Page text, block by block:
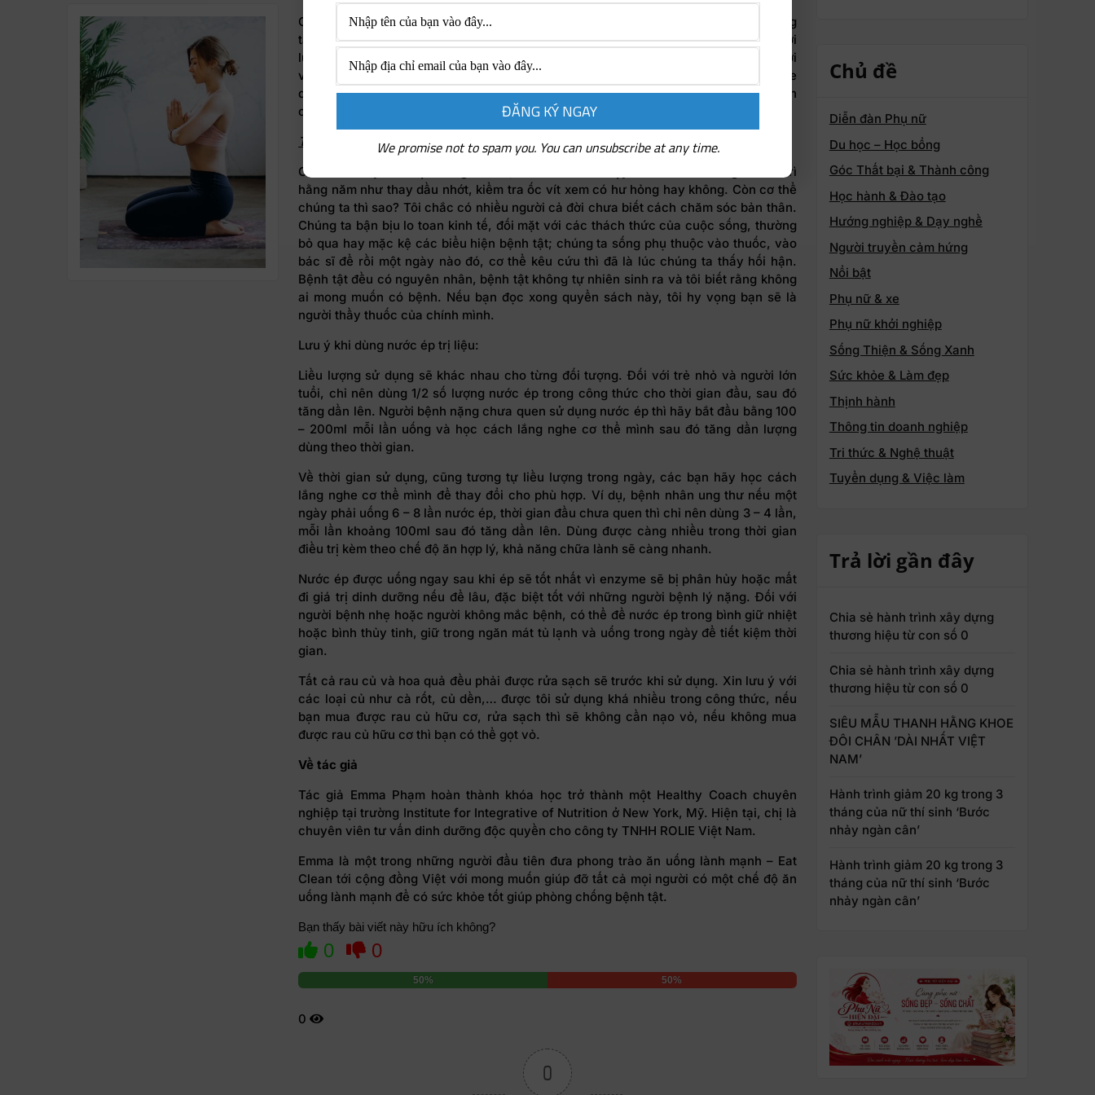
Các bạn thân mến, hãy yêu và bảo vệ cơ thể mình hơn nữa. Tôi nghĩ rằng mỗi chúng
ta sẽ luôn có những phương pháp khác nhau, hãy mở rộng tư duy và kiên nhẫn với
lựa chọn của mình. Không bao giờ là muộn nếu chúng ta luôn sẵn sàng thay đổi. Bởi
vì một cơ thể khỏe mạnh cần rèn luyện cả thân tâm kết hợp. Khi bạn có một sức khỏe
dồi dào, cuộc sống sẽ tràn đầy năng lượng, tinh thần luôn tươi mới, và chúng ta nhìn
cuộc đời này cũng sẽ nhẹ nhàng hơn”.
Trích đoạn sách:
Chiếc xe máy của bạn dùng đã lâu, nếu muốn xe chạy bền thì cần mang đi bảo trì
hằng năm như thay dầu nhớt, kiểm tra ốc vít xem có hư hỏng hay không. Còn cơ thể
chúng ta thì sao? Tôi chắc có nhiều người cả đời chưa biết cách chăm sóc bản thân.
Chúng ta bận bịu lo toan kinh tế, đối mặt với các thách thức của cuộc sống, thường
bỏ qua hay mặc kệ các biểu hiện bệnh tật; chúng ta sống phụ thuộc vào thuốc, vào
bác sĩ để rồi một ngày nào đó, cơ thể kêu cứu thì đã là lúc chúng ta thấy hối hận.
Bệnh tật đều có nguyên nhân, bệnh tật không tự nhiên sinh ra và tôi biết rằng không
ai mong muốn có bệnh. Nếu bạn đọc xong quyển sách này, tôi hy vọng bạn sẽ là
người thầy thuốc của chính mình.
Lưu ý khi dùng nước ép trị liệu:
Liều lượng sử dụng sẽ khác nhau cho từng đối tượng. Đối với trẻ nhỏ và người lớn
tuổi, chỉ nên dùng 1/2 số lượng nước ép trong công thức cho thời gian đầu, sau đó
tăng dần lên. Người bệnh nặng chưa quen sử dụng nước ép thì hãy bắt đầu bằng 100
– 200ml mỗi lần uống và học cách lắng nghe cơ thể mình sau đó tăng dần lượng
dùng theo thời gian.
Về thời gian sử dụng, cũng tương tự liều lượng trong ngày, các bạn hãy học cách
lắng nghe cơ thể mình để thay đổi cho phù hợp. Ví dụ, bệnh nhân ung thư nếu một
ngày phải uống 6 – 8 lần nước ép, thời gian đầu chưa quen thì chỉ nên dùng 3 – 4 lần,
mỗi lần khoảng 100ml sau đó tăng dần lên. Dùng được càng nhiều trong thời gian
điều trị kèm theo chế độ ăn hợp lý, khả năng chữa lành sẽ càng nhanh.
Nước ép được uống ngay sau khi ép sẽ tốt nhất vì enzyme sẽ bị phân hủy hoặc mất
đi giá trị dinh dưỡng nếu để lâu, đặc biệt tốt với những người bệnh lý nặng. Đối với
người bệnh nhẹ hoặc người không mắc bệnh, có thể để nước ép trong bình giữ nhiệt
hoặc bình thủy tinh, giữ trong ngăn mát tủ lạnh và uống trong ngày để tiết kiệm thời
gian.
Tất cả rau củ và hoa quả đều phải được rửa sạch sẽ trước khi sử dụng. Xin lưu ý với
các loại củ như cà rốt, củ dền,… được tôi sử dụng khá nhiều trong công thức, nếu
bạn mua được rau củ hữu cơ, rửa sạch thì sẽ không cần nạo vỏ, nếu không mua
được rau củ hữu cơ thì bạn có thể gọt vỏ.
Về tác giả
Tác giả Emma Phạm hoàn thành khóa học trở thành một Healthy Coach chuyên
nghiệp tại trường Institute for Integrative of Nutrition ở New York, Mỹ. Hiện tại, chị là
chuyên viên tư vấn dinh dưỡng độc quyền cho công ty TNHH ROLIE Việt Nam.
Emma là một trong những người đầu tiên đưa phong trào ăn uống lành mạnh – Eat
Clean tới cộng đồng Việt với mong muốn giúp đỡ tất cả mọi người có một chế độ ăn
uống lành mạnh để có sức khỏe tốt giúp phòng chống bệnh tật.
Bạn thấy bài viết này hữu ích không?
0 0
50% 50%
0
0
Chủ đề
Diễn đàn Phụ nữ
Du học – Học bổng
Góc Thất bại & Thành công
Học hành & Đào tạo
Hướng nghiệp & Dạy nghề
Người truyền cảm hứng
Nổi bật
Phụ nữ & xe
Phụ nữ khởi nghiệp
Sống Thiện & Sống Xanh
Sức khỏe & Làm đẹp
Thịnh hành
Thông tin doanh nghiệp
Tri thức & Nghệ thuật
Tuyển dụng & Việc làm
Trả lời gần đây
Chia sẻ hành trình xây dựng
thương hiệu từ con số 0
Chia sẻ hành trình xây dựng
thương hiệu từ con số 0
SIÊU MẪU THANH HẰNG KHOE
ĐÔI CHÂN ’DÀI NHẤT VIỆT
NAM’
Hành trình giảm 20 kg trong 3
tháng của nữ thí sinh ‘Bước
nhảy ngàn cân’
Hành trình giảm 20 kg trong 3
tháng của nữ thí sinh ‘Bước
nhảy ngàn cân’
We promise not to spam you. You can unsubscribe at any time.